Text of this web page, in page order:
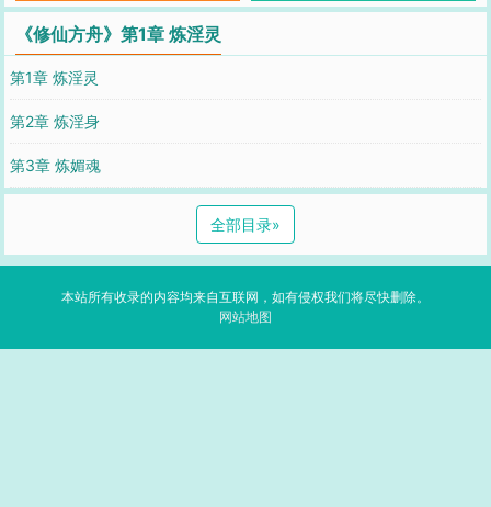
《修仙方舟》第1章 炼淫灵
第1章 炼淫灵
第2章 炼淫身
第3章 炼媚魂
全部目录»
本站所有收录的内容均来自互联网，如有侵权我们将尽快删除。
网站地图